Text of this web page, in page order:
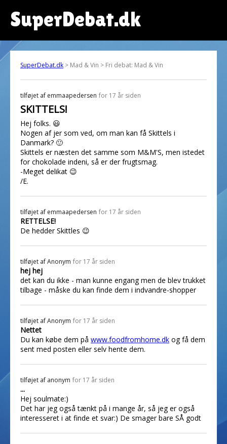
SuperDebat.dk
SuperDebat.dk > Mad & Vin > Fri debat: Mad & Vin
tilføjet af emmaapedersen for 17 år siden
SKITTELS!
Hej folks. 😃
Nogen af jer som ved, om man kan få Skittels i
Danmark? 🙂
Skittels er næsten det samme som M&M'S, men istedet
for chokolade indeni, så er der frugtsmag.
-Meget delikat 😉
/E.
tilføjet af emmaapedersen for 17 år siden
RETTELSE!
De hedder Skittles 😉
tilføjet afAnonym for 17 år siden
hej hej
det kan du ikke - man kunne engang men de blev trukket
tilbage - måske du kan finde dem i indvandre-shopper
tilføjet afAnonym for 17 år siden
Nettet
Du kan købe dem på www.foodfromhome.dk og få dem
sent med posten eller selv hente dem.
tilføjet af anonym for 17 år siden
...
Hej soulmate:)
Det har jeg også tænkt på i mange år, så jeg er også
interesseret i at finde et svar:) De smager bare SÅ godt